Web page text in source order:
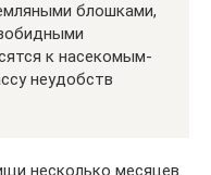
блошками,
к насекомым-
неудобств
несколько месяцев.